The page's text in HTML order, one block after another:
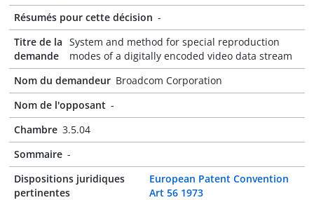
Résumés pour cette décision -
Titre de la
demande
System and method for special reproduction
modes of a digitally encoded video data stream
Nom du demandeur Broadcom Corporation
Nom de l'opposant -
Chambre 3.5.04
Sommaire -
Dispositions juridiques
pertinentes
European Patent Convention
Art 56 1973